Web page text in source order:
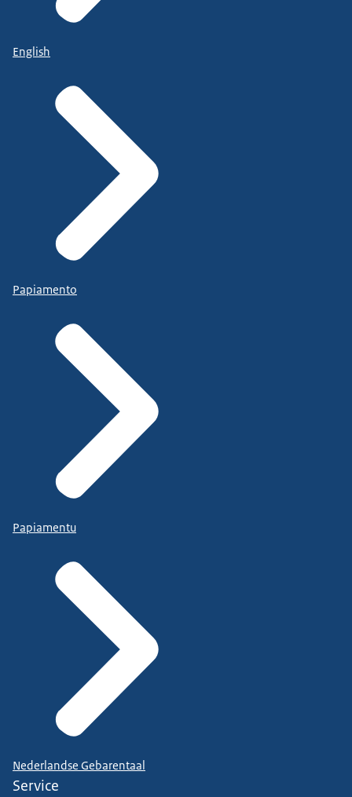
English
Papiamento
Papiamentu
Nederlandse Gebarentaal
Service